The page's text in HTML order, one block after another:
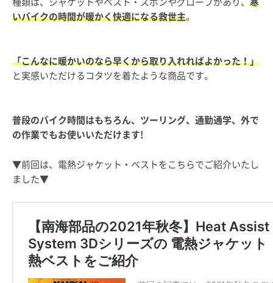
種類は、ジャケットやベスト・ズボンやグローブがあり、 寒
いバイクの時間が暖かく快適になる救世主。
「こんなに暖かいのなら早くから取り入れればよかった！」
と実感いただけるコタツを着たような商品です。
普段のバイク時間はもちろん、ツーリング、通勤通学、外で
の作業でもお使いいただけます!
▼前回は、電熱ジャケット・ベストをこちらでご紹介いたし
ました▼